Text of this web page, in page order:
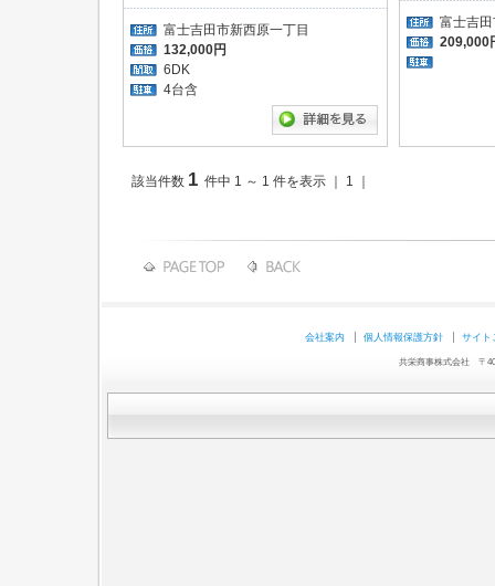
富士吉田市新西原一丁目
132,000円
6DK
4台含
富士吉
209,000
該当件数 1 件中 1 ～ 1 件を表示 ｜ 1 ｜
会社案内 個人情報保護方針 サイト
共栄商事株式会社 〒